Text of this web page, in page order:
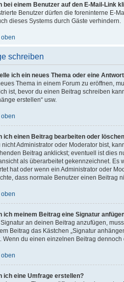
bei einem Benutzer auf den E-Mail-Link
Benutzer dürfen die foreninterne E-
dieses Systems durch Gäste verhindern.
schreiben
ich ein neues Thema oder eine
Thema in einem Forum zu eröffnen,
ist, bevor du einen Beitrag schreiben
erstellen“ usw.
ich einen Beitrag bearbeiten oder
nicht Administrator oder Moderator bist,
Beitrag anklickst; eventuell ist dies
als überarbeitet gekennzeichnet. Es
hat oder wenn ein Administrator oder
dass normale Benutzer einen Beitrag
ich meinem Beitrag eine Signatur
an deinen Beitrag anzufügen,
Beitrag das Kästchen „Signatur
Wenn du einen einzelnen Beitrag
ich eine Umfrage erstellen?